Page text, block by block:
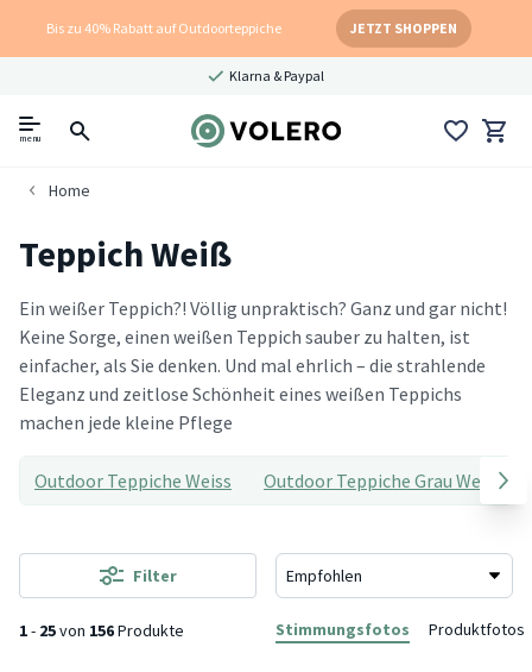
Bis zu 40% Rabatt auf Outdoorteppiche JETZT SHOPPEN
Klarna & Paypal
menu
Home
Teppich Weiß
Ein weißer Teppich?! Völlig unpraktisch? Ganz und gar nicht!
Keine Sorge, einen weißen Teppich sauber zu halten, ist
einfacher, als Sie denken. Und mal ehrlich – die strahlende
Eleganz und zeitlose Schönheit eines weißen Teppichs
machen jede kleine Pflege
Outdoor Teppiche Weiss Outdoor Teppiche Grau Weiss
1- 25von 156Produkte
Filter
Stimmungsfotos Produktfotos